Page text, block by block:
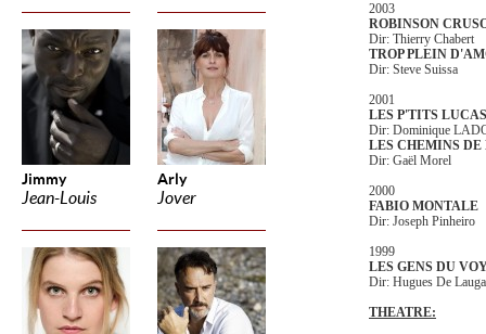
Jimmy
Jean-Louis
Arly
Jover
2003
ROBINSON
Dir: Thierry Chabert
TROP PLEIN
Dir: Steve Suissa
2001
LES P'TITS LUCAS
Dir: Dominique
LES CHEMINS DE
Dir: Gaël Morel
2000
FABIO MONTALE
Dir: Joseph Pinheiro
1999
LES GENS DU
Dir: Hugues De
THEATRE: